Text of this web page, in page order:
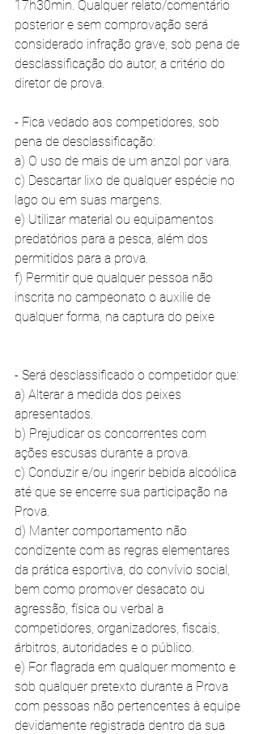
17h30min. Qualquer relato/comentário
posterior e sem comprovação será
considerado infração grave, sob pena de
desclassificação do autor, a critério do
diretor de prova.
- Fica vedado aos competidores, sob
pena de desclassificação:
a) O uso de mais de um anzol por vara.
c) Descartar lixo de qualquer espécie no
lago ou em suas margens.
e) Utilizar material ou equipamentos
predatórios para a pesca, além dos
permitidos para a prova.
f) Permitir que qualquer pessoa não
inscrita no campeonato o auxilie de
qualquer forma, na captura do peixe
- Será desclassificado o competidor que:
a) Alterar a medida dos peixes
apresentados.
b) Prejudicar os concorrentes com
ações escusas durante a prova.
c) Conduzir e/ou ingerir bebida alcoólica
até que se encerre sua participação na
Prova.
d) Manter comportamento não
condizente com as regras elementares
da prática esportiva, do convívio social,
bem como promover desacato ou
agressão, física ou verbal a
competidores, organizadores, fiscais,
árbitros, autoridades e o público.
e) For flagrada em qualquer momento e
sob qualquer pretexto durante a Prova
com pessoas não pertencentes à equipe
devidamente registrada dentro da sua